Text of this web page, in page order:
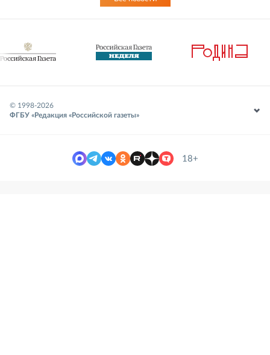
© 1998-2026
ФГБУ «Редакция «Российской газеты»
18+